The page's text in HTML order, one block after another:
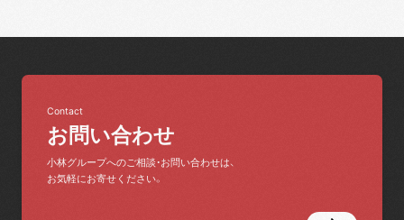
お問い合わせ
Contact
小林グループへのご相談・お問い合わせは、
お気軽にお寄せください。